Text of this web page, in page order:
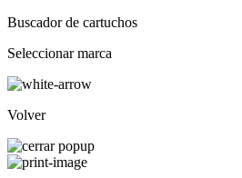
Buscador de cartuchos
Seleccionar marca
Volver